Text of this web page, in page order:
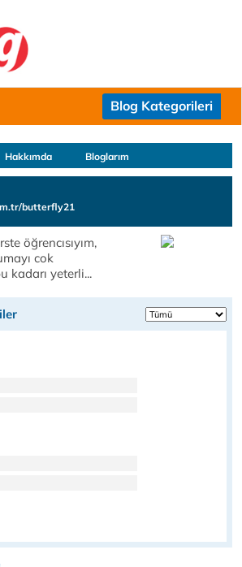
Blog Kategorileri
Hakkımda Bloglarım
butterfly21
öğrencısıyım,
cok
kadarı yeterli...